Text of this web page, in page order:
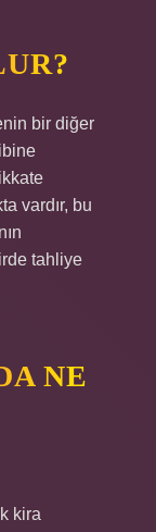
bir diğer
vardır, bu
tahliye
NE
kira